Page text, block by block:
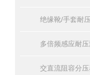
绝缘靴/手套耐
多倍频感应耐
交直流阻容分压